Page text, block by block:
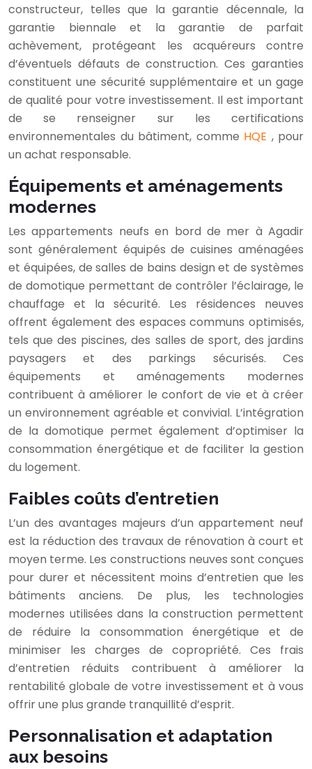
constructeur, telles que la garantie décennale, la
garantie biennale et la garantie de parfait
achèvement, protégeant les acquéreurs contre
d’éventuels défauts de construction. Ces garanties
constituent une sécurité supplémentaire et un gage
de qualité pour votre investissement. Il est important
de se renseigner sur les certifications
environnementales du bâtiment, comme HQE , pour
un achat responsable.
Équipements et aménagements
modernes
Les appartements neufs en bord de mer à Agadir
sont généralement équipés de cuisines aménagées
et équipées, de salles de bains design et de systèmes
de domotique permettant de contrôler l’éclairage, le
chauffage et la sécurité. Les résidences neuves
offrent également des espaces communs optimisés,
tels que des piscines, des salles de sport, des jardins
paysagers et des parkings sécurisés. Ces
équipements et aménagements modernes
contribuent à améliorer le confort de vie et à créer
un environnement agréable et convivial. L’intégration
de la domotique permet également d’optimiser la
consommation énergétique et de faciliter la gestion
du logement.
Faibles coûts d’entretien
L’un des avantages majeurs d’un appartement neuf
est la réduction des travaux de rénovation à court et
moyen terme. Les constructions neuves sont conçues
pour durer et nécessitent moins d’entretien que les
bâtiments anciens. De plus, les technologies
modernes utilisées dans la construction permettent
de réduire la consommation énergétique et de
minimiser les charges de copropriété. Ces frais
d’entretien réduits contribuent à améliorer la
rentabilité globale de votre investissement et à vous
offrir une plus grande tranquillité d’esprit.
Personnalisation et adaptation
aux besoins